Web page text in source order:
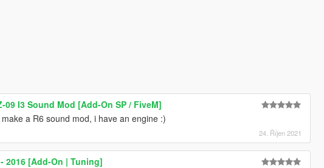
09 I3 Sound Mod [Add-On SP / FiveM]
a R6 sound mod, i have an engine :)
24. Říjen 2021
2016 [Add-On | Tuning]